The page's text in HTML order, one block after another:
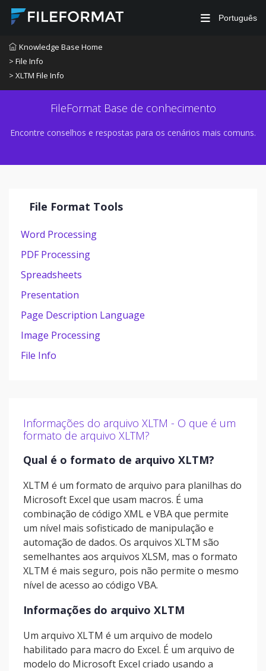
Português
Knowledge Base Home
> File Info
> XLTM File Info
FileFormat Base de conhecimento
Encontre conselhos e respostas para os cenários mais comuns.
File Format Tools
Word Processing
PDF Processing
Spreadsheets
Presentation
Page Description Language
Image Processing
File Info
Informações do arquivo XLTM - O que é um
formato de arquivo XLTM?
Qual é o formato de arquivo XLTM?
XLTM é um formato de arquivo para planilhas do
Microsoft Excel que usam macros. É uma
combinação de código XML e VBA que permite
um nível mais sofisticado de manipulação e
automação de dados. Os arquivos XLTM são
semelhantes aos arquivos XLSM, mas o formato
XLTM é mais seguro, pois não permite o mesmo
nível de acesso ao código VBA.
Informações do arquivo XLTM
Um arquivo XLTM é um arquivo de modelo
habilitado para macro do Excel. É um arquivo de
modelo do Microsoft Excel criado usando a